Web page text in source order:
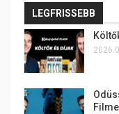
LEGFRISSEBB